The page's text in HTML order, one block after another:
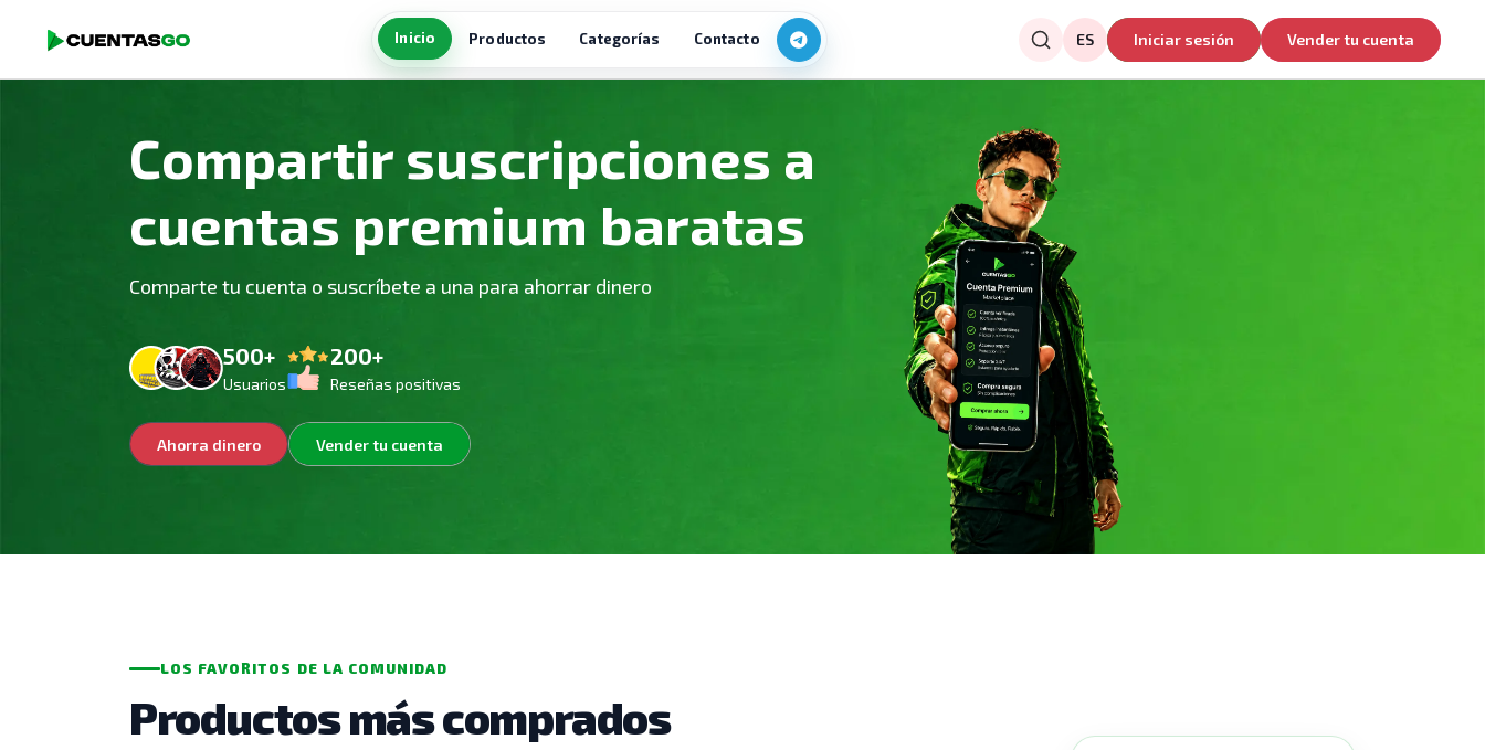
Inicio Productos Categorías Contacto ES Iniciar sesión Vender tu cuenta
Compartir suscripciones a
cuentas premium baratas
Comparte tu cuenta o suscríbete a una para ahorrar dinero
500+
Usuarios
200+
Reseñas positivas
Ahorra dinero Vender tu cuenta
LOS FAVORITOS DE LA COMUNIDAD
Productos más comprados